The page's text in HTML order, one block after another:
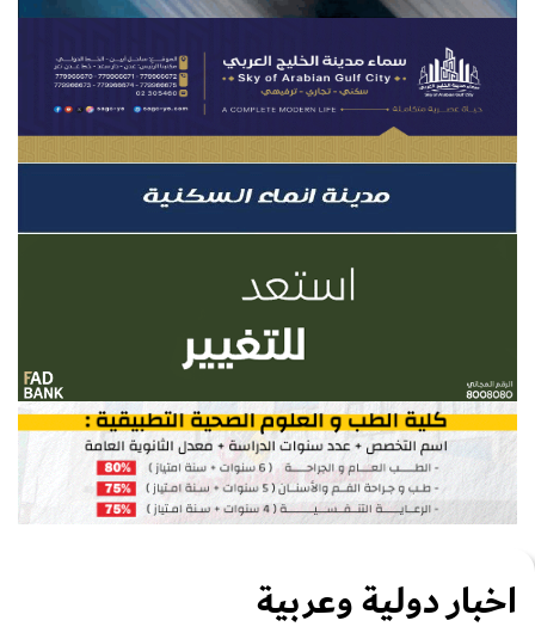
اخبار دولية وعربية